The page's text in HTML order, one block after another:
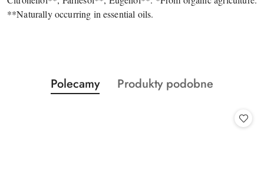
**Naturally occurring in essential oils.
Pomiń karuzelę produktów
Produkty
o
Polecamy
Produkty
Produkty podobne